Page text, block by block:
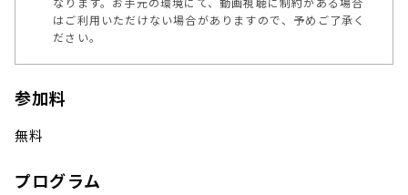
なります。お手元の環境にて、動画視聴に制約がある場合
はご利用いただけない場合がありますので、予めご了承く
ださい。
参加料
無料
プログラム